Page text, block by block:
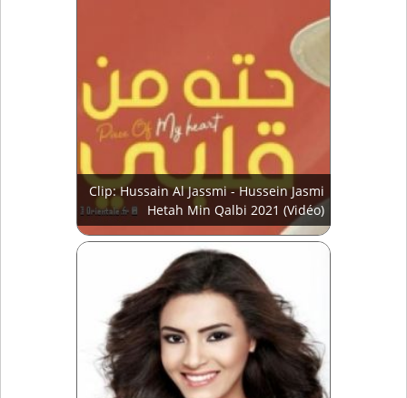
Clip: Hussain Al Jassmi - Hussein Jasmi
Hetah Min Qalbi 2021 (Vidéo)